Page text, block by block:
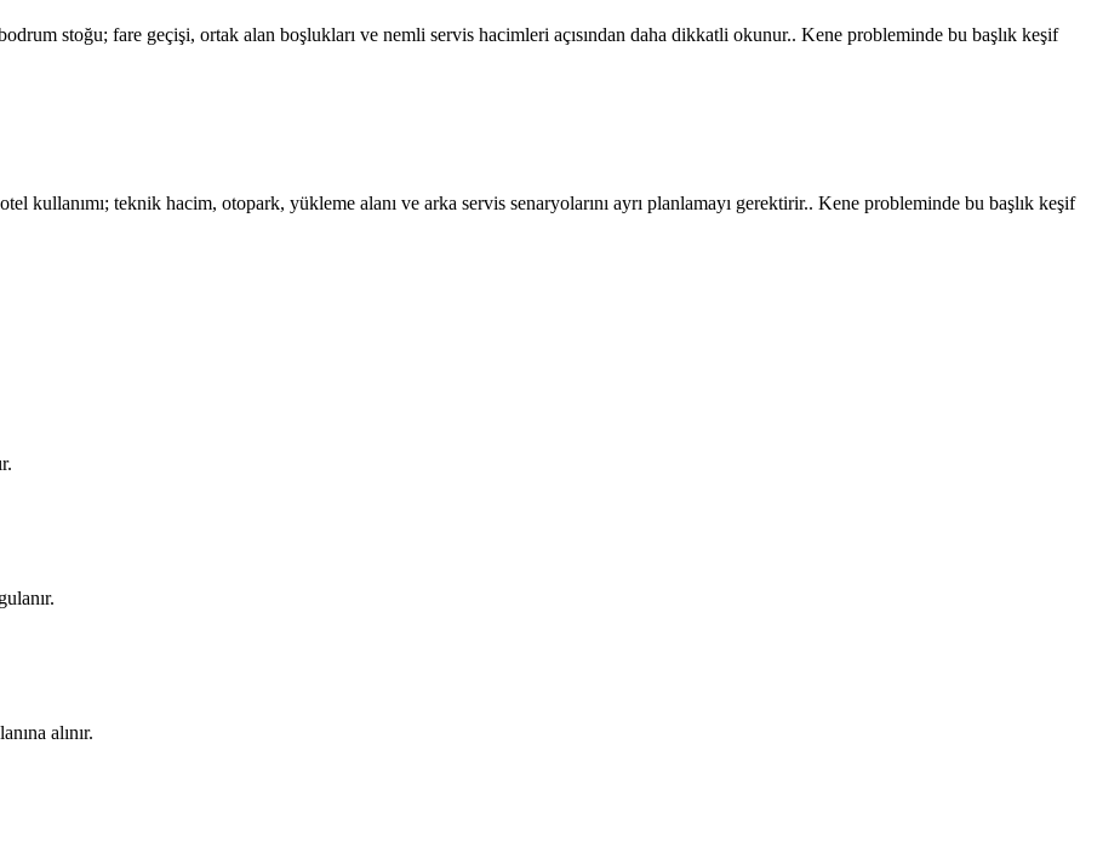
stoğu; fare geçişi, ortak alan boşlukları ve nemli servis hacimleri açısından daha dikkatli okunur.. Kene probleminde bu başlık keşif
kullanımı; teknik hacim, otopark, yükleme alanı ve arka servis senaryolarını ayrı planlamayı gerektirir.. Kene probleminde bu başlık keşif
alınır.